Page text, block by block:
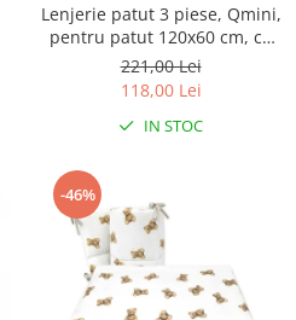
Lenjerie patut 3 piese, Qmini,
pentru patut 120x60 cm, cu
protectie laterala, din
bumbac, Teddy Bear and
Friends Pink
221,00 Lei
118,00 Lei
IN STOC
-46%